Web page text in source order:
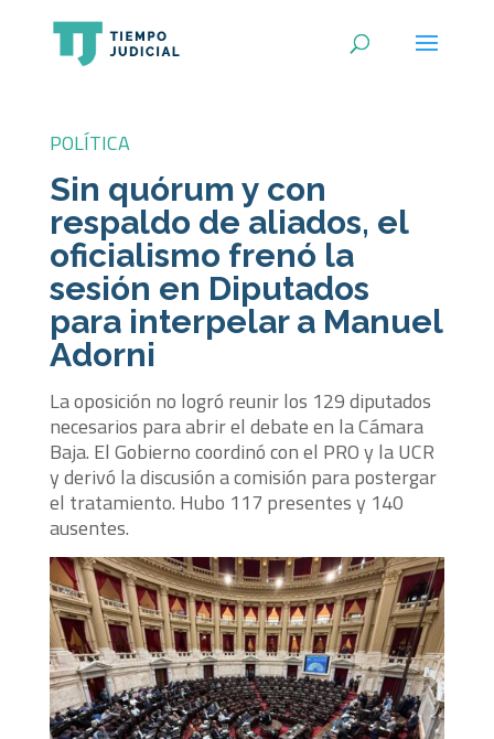
POLÍTICA
Sin quórum y con
respaldo de aliados, el
oficialismo frenó la
sesión en Diputados
para interpelar a Manuel
Adorni
La oposición no logró reunir los 129 diputados
necesarios para abrir el debate en la Cámara
Baja. El Gobierno coordinó con el PRO y la UCR
y derivó la discusión a comisión para postergar
el tratamiento. Hubo 117 presentes y 140
ausentes.